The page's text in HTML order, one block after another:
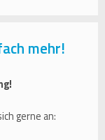
mehr!
gerne an: